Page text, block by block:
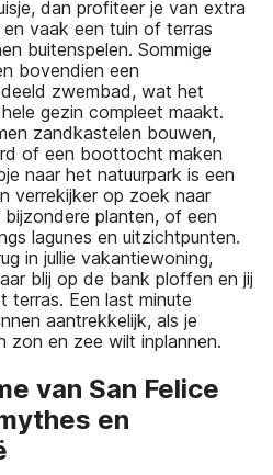
dan profiteer je van extra
vaak een tuin of terras
buitenspelen. Sommige
bovendien een
zwembad, wat het
gezin compleet maakt.
zandkastelen bouwen,
of een boottocht maken
naar het natuurpark is een
verrekijker op zoek naar
planten, of een
lagunes en uitzichtpunten.
in jullie vakantiewoning,
blij op de bank ploffen en jij
terras. Een last minute
aantrekkelijk, als je
zon en zee wilt inplannen.
van San Felice
en